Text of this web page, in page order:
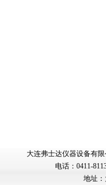
大连弗士达仪器设备有限
电话：0411-
地址